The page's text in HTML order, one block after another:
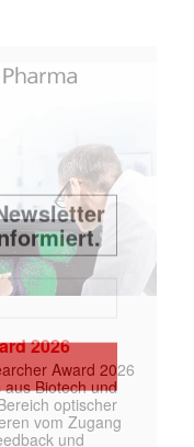
2026
Award 2026
Biotech und
optischer
vom Zugang
und